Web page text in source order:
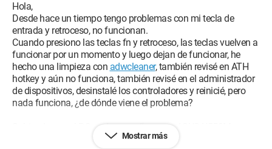
Hola,
Desde hace un tiempo tengo problemas con mi tecla de
entrada y retroceso, no funcionan.
Cuando presiono las teclas fn y retroceso, las teclas vuelven a
funcionar por un momento y luego dejan de funcionar, he
hecho una limpieza con adwcleaner, también revisé en ATH
hotkey y aún no funciona, también revisé en el administrador
de dispositivos, desinstalé los controladores y reinicié, pero
nada funciona, ¿de dónde viene el problema?
Sabiendo que el PC es de este año, es un ASUS X552M
Mostrar más